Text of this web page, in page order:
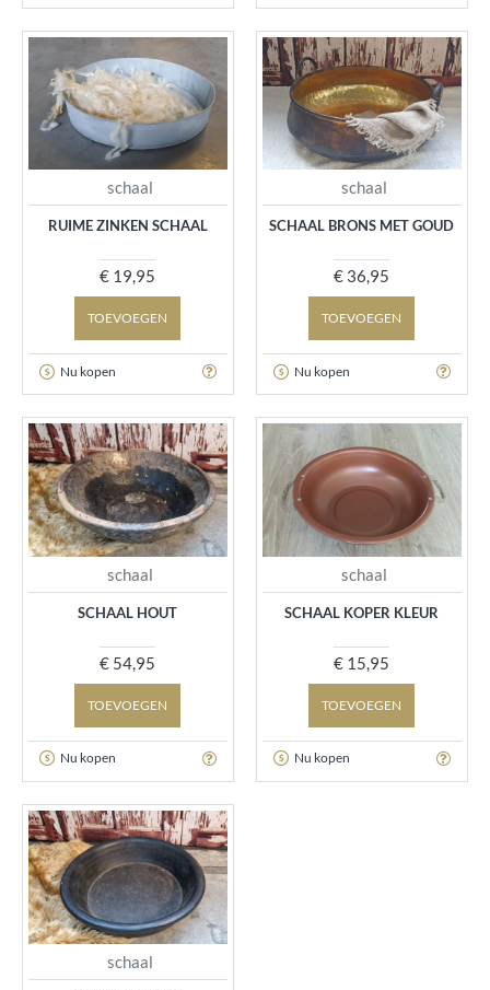
schaal
RUIME ZINKEN SCHAAL
€ 19,95
TOEVOEGEN
Nu kopen
schaal
SCHAAL BRONS MET GOUD
€ 36,95
TOEVOEGEN
Nu kopen
schaal
SCHAAL HOUT
€ 54,95
TOEVOEGEN
Nu kopen
schaal
SCHAAL KOPER KLEUR
€ 15,95
TOEVOEGEN
Nu kopen
schaal